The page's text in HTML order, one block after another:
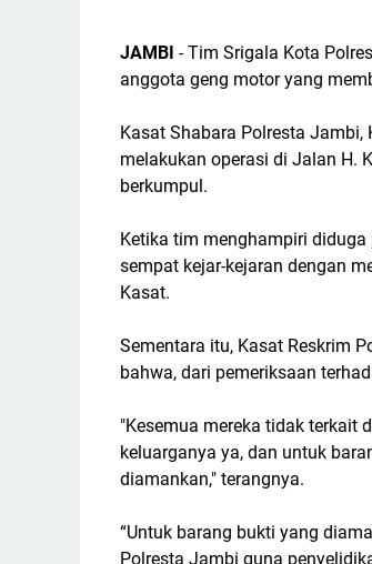
JAMBI - Tim Srigala Kota
anggota geng motor yang
Kasat Shabara Polresta
melakukan operasi di Jalan H.
berkumpul.
Ketika tim menghampiri
sempat kejar-kejaran dengan
Kasat.
Sementara itu, Kasat Reskrim
bahwa, dari pemeriksaan
"Kesemua mereka tidak terkait
keluarganya ya, dan untuk
diamankan," terangnya.
“Untuk barang bukti yang
Polresta Jambi guna